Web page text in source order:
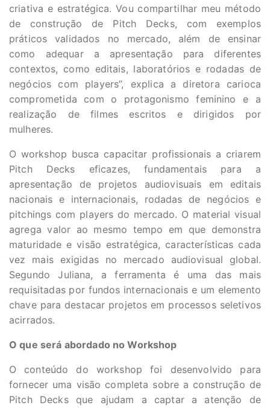
criativa e estratégica. Vou compartilhar meu método
de construção de Pitch Decks, com exemplos
práticos validados no mercado, além de ensinar
como adequar a apresentação para diferentes
contextos, como editais, laboratórios e rodadas de
negócios com players”, explica a diretora carioca
comprometida com o protagonismo feminino e a
realização de filmes escritos e dirigidos por
mulheres.
O workshop busca capacitar profissionais a criarem
Pitch Decks eficazes, fundamentais para a
apresentação de projetos audiovisuais em editais
nacionais e internacionais, rodadas de negócios e
pitchings com players do mercado. O material visual
agrega valor ao mesmo tempo em que demonstra
maturidade e visão estratégica, características cada
vez mais exigidas no mercado audiovisual global.
Segundo Juliana, a ferramenta é uma das mais
requisitadas por fundos internacionais e um elemento
chave para destacar projetos em processos seletivos
acirrados.
O que será abordado no Workshop
O conteúdo do workshop foi desenvolvido para
fornecer uma visão completa sobre a construção de
Pitch Decks que ajudam a captar a atenção de